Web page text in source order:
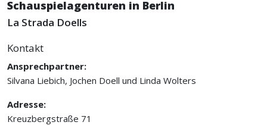
Schauspielagenturen in Berlin
La Strada Doells
Kontakt
Ansprechpartner:
Silvana Liebich, Jochen Doell und Linda Wolters
Adresse:
Kreuzbergstraße 71